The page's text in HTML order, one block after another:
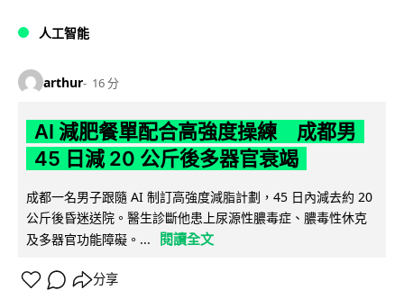
人工智能
arthur 16 分
AI 減肥餐單配合高強度操練 成都男
45 日減 20 公斤後多器官衰竭
成都一名男子跟隨 AI 制訂高強度減脂計劃，45 日內減去約 20
公斤後昏迷送院。醫生診斷他患上尿源性膿毒症、膿毒性休克
及多器官功能障礙。...
閱讀全文
分享